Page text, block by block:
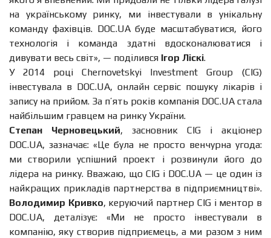
на українському ринку, ми інвестували в унікальну
команду фахівців. DOC.UA буде масштабуватися, його
технологія і команда здатні вдосконалюватися і
дивувати весь світ», — поділився Ігор Ліскі.
У 2014 році Chernovetskyi Investment Group (CIG)
інвестувала в DOC.UA, онлайн сервіс пошуку лікарів і
запису на прийом. За п’ять років компанія DOC.UA стала
найбільшим гравцем на ринку України.
Степан Черновецький, засновник CIG і акціонер
DOC.UA, зазначає: «Це була не просто венчурна угода:
ми створили успішний проект і розвинули його до
лідера на ринку. Вважаю, що CIG і DOC.UA — це один із
найкращих прикладів партнерства в підприємництві».
Володимир Кривко, керуючий партнер CIG і ментор в
DOC.UA, деталізує: «Ми не просто інвестували в
компанію, яку створив підприємець, а ми разом з ним